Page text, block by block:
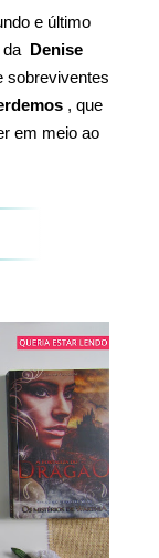
e último
da Denise
sobreviventes
, que
em meio ao